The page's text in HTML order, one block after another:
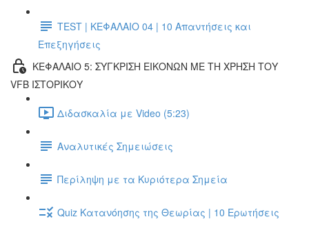
TEST | ΚΕΦΑΛΑΙΟ 04 | 10 Απαντήσεις και
Επεξηγήσεις
ΚΕΦΑΛΑΙΟ 5: ΣΥΓΚΡΙΣΗ ΕΙΚΟΝΩΝ ΜΕ ΤΗ ΧΡΗΣΗ ΤΟΥ
VFB ΙΣΤΟΡΙΚΟΥ
Διδασκαλία με Video (5:23)
Αναλυτικές Σημειώσεις
Περίληψη με τα Κυριότερα Σημεία
Quiz Κατανόησης της Θεωρίας | 10 Ερωτήσεις